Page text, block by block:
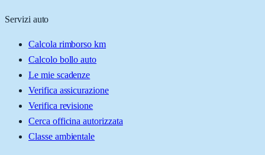
Servizi auto
Calcola rimborso km
Calcolo bollo auto
Le mie scadenze
Verifica assicurazione
Verifica revisione
Cerca officina autorizzata
Classe ambientale